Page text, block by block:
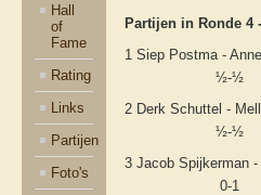
Hall
of
Fame
Rating
Links
Partijen
Foto's
Partijen in Ronde 4
1 Siep Postma -
½-½
2 Derk Schuttel -
½-½
3 Jacob Spijkerman
0-1